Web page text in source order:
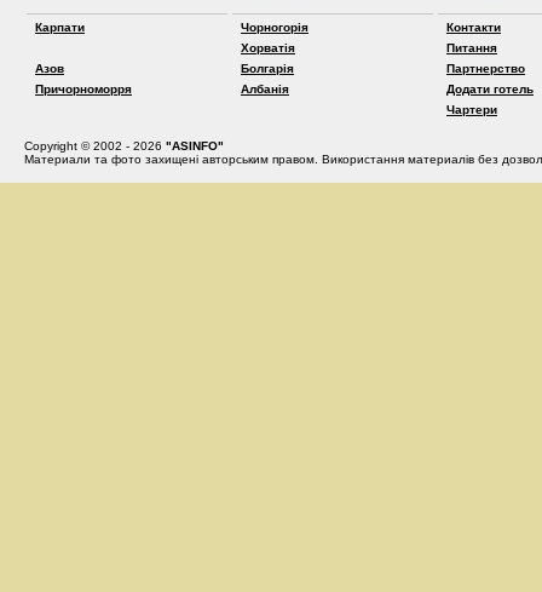
Карпати
Азов
Причорноморря
Чорногорія
Хорватія
Болгарія
Албанія
Контакти
Питання
Партнерство
Додати готель
Чартери
Copyright © 2002 - 2026 "ASINFO"
Материали та фото захищені авторським правом. Використання материалів без